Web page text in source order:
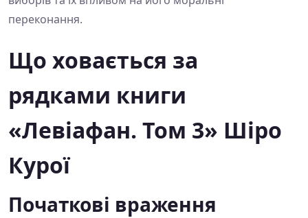
переконання.
Що ховається за
рядками книги
«Левіафан. Том 3» Шіро
Курої
Початкові враження